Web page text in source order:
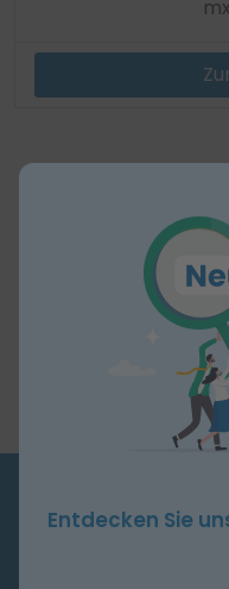
Entdecken Sie